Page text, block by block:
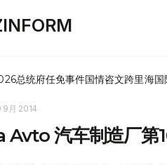
总统府任免事件国情咨文跨里海国
9月 2014
Avto 汽车制造厂第